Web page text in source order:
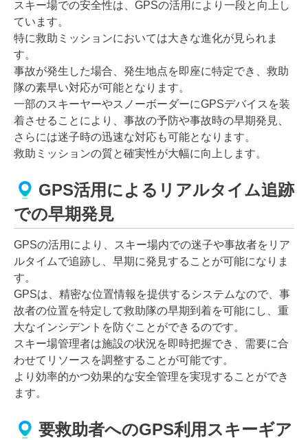
スキー場での安全性は、GPSの活用により一段と向上し
ています。
特に救助ミッションにおいては大きな進化が見られま
す。
事故が発生した場合、発生地点を即座に特定でき、救助
隊の素早い対応が可能となります。
一部のスキーヤーやスノーボーダーにGPSデバイスを装
着させることにより、事故の予防や事故時の早期発見、
さらには迷子時の迅速な対応も可能となります。
救助ミッションの質と確実性が大幅に向上します。
GPS活用によるリアルタイム追跡
での早期発見
GPSの活用により、スキー場内での迷子や事故者をリア
ルタイムで追跡し、早期に発見することが可能になりま
す。
GPSは、精密な位置情報を提供するシステムなので、事
故者の位置を特定して救助隊の早期到着を可能にし、重
大なインシデントを防ぐことができるのです。
スキー場管理者は施設の状況を即時把握でき、需要に合
わせてリソースを調整することが可能です。
より効率的かつ効果的な安全管理を実現することができ
ます。
要救助者へのGPS利用スキーギア